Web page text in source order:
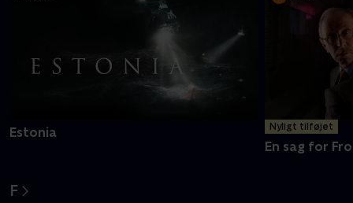
Estonia Nyligt tilføjet
En sag for
F